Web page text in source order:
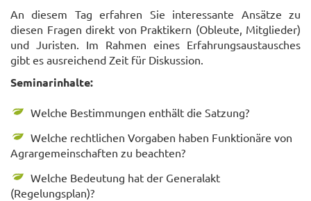
An diesem Tag erfahren Sie interessante Ansätze zu
diesen Fragen direkt von Praktikern (Obleute, Mitglieder)
und Juristen. Im Rahmen eines Erfahrungsaustausches
gibt es ausreichend Zeit für Diskussion.
Seminarinhalte:
Welche Bestimmungen enthält die Satzung?
Welche rechtlichen Vorgaben haben Funktionäre von
Agrargemeinschaften zu beachten?
Welche Bedeutung hat der Generalakt
(Regelungsplan)?